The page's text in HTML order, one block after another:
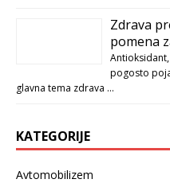
Zdrava
pomena
pogosto
glavna tema zdrava …
KATEGORIJE
Avtomobilizem